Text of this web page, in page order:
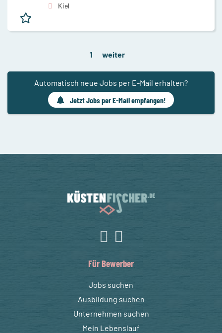
Kiel
1 weiter
Automatisch neue Jobs per E-Mail erhalten?
Jetzt Jobs per E-Mail empfangen!
Für Bewerber
Jobs suchen
Ausbildung suchen
Unternehmen suchen
Mein Lebenslauf